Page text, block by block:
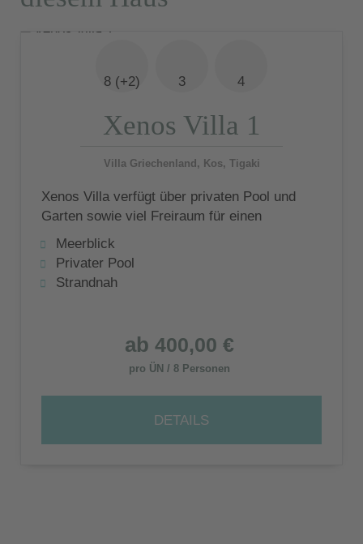
8 (+2) 3 4
Xenos Villa 1
Villa Griechenland, Kos, Tigaki
Xenos Villa verfügt über privaten Pool und
Garten sowie viel Freiraum für einen
gelungenen Familienurlaub
Meerblick
Privater Pool
Strandnah
ab 400,00 €
pro ÜN / 8 Personen
DETAILS